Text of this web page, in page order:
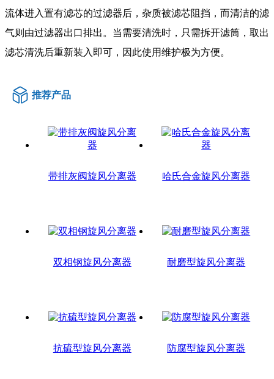
流体进入置有滤芯的过滤器后，杂质被滤芯阻挡，而清洁的滤
气则由过滤器出口排出。当需要清洗时，只需拆开滤筒，取出
滤芯清洗后重新装入即可，因此使用维护极为方便。
推荐产品
带排灰阀旋风分离器 哈氏合金旋风分离器
双相钢旋风分离器 耐磨型旋风分离器
抗硫型旋风分离器 防腐型旋风分离器